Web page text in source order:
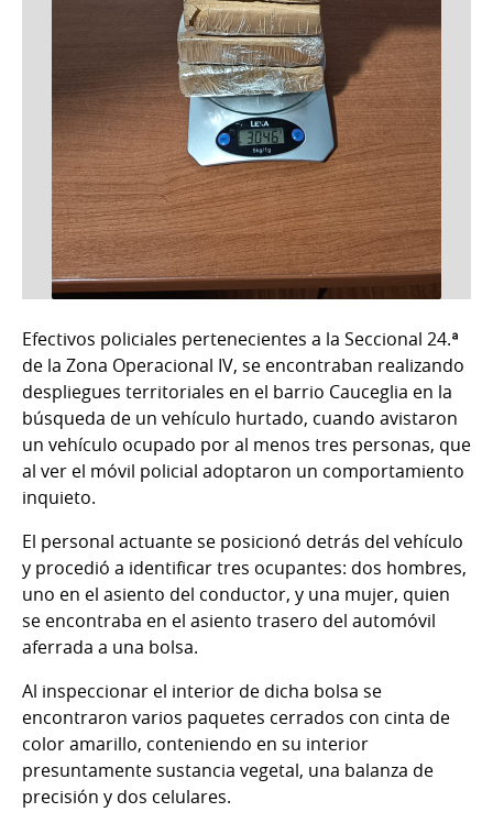
Efectivos policiales pertenecientes a la Seccional 24.ª
de la Zona Operacional IV, se encontraban realizando
despliegues territoriales en el barrio Cauceglia en la
búsqueda de un vehículo hurtado, cuando avistaron
un vehículo ocupado por al menos tres personas, que
al ver el móvil policial adoptaron un comportamiento
inquieto.
El personal actuante se posicionó detrás del vehículo
y procedió a identificar tres ocupantes: dos hombres,
uno en el asiento del conductor, y una mujer, quien
se encontraba en el asiento trasero del automóvil
aferrada a una bolsa.
Al inspeccionar el interior de dicha bolsa se
encontraron varios paquetes cerrados con cinta de
color amarillo, conteniendo en su interior
presuntamente sustancia vegetal, una balanza de
precisión y dos celulares.